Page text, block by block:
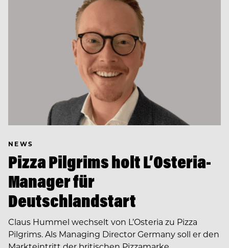
NEWS
Pizza Pilgrims holt L’Osteria-
Manager für
Deutschlandstart
Claus Hummel wechselt von L’Osteria zu Pizza
Pilgrims. Als Managing Director Germany soll er den